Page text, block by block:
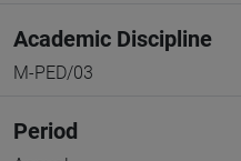
Academic Discipline
M-PED/03
Period